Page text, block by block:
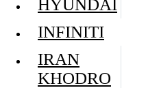
HYUNDAI
INFINITI
IRAN
KHODRO